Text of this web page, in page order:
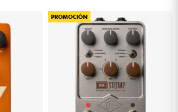
PROMOCIÓN